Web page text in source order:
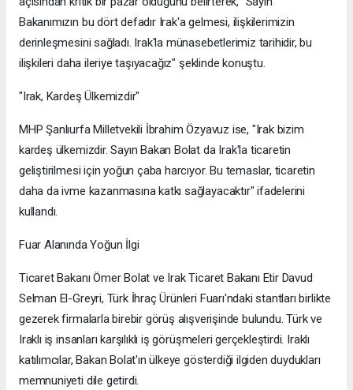
Bakanımızın bu dört defadır Irak'a gelmesi, ilişkilerimizin
derinleşmesini sağladı. Irak'la münasebetlerimiz tarihidir, bu
ilişkileri daha ileriye taşıyacağız" şeklinde konuştu.
"Irak, Kardeş Ülkemizdir"
MHP Şanlıurfa Milletvekili İbrahim Özyavuz ise, "Irak bizim
kardeş ülkemizdir. Sayın Bakan Bolat da Irak'la ticaretin
geliştirilmesi için yoğun çaba harcıyor. Bu temaslar, ticaretin
daha da ivme kazanmasına katkı sağlayacaktır" ifadelerini
kullandı.
Fuar Alanında Yoğun İlgi
Ticaret Bakanı Ömer Bolat ve Irak Ticaret Bakanı Etir Davud
Selman El-Greyri, Türk İhraç Ürünleri Fuarı'ndaki stantları birlikte
gezerek firmalarla birebir görüş alışverişinde bulundu. Türk ve
Iraklı iş insanları karşılıklı iş görüşmeleri gerçekleştirdi. Iraklı
katılımcılar, Bakan Bolat'ın ülkeye gösterdiği ilgiden duydukları
memnuniyeti dile getirdi.